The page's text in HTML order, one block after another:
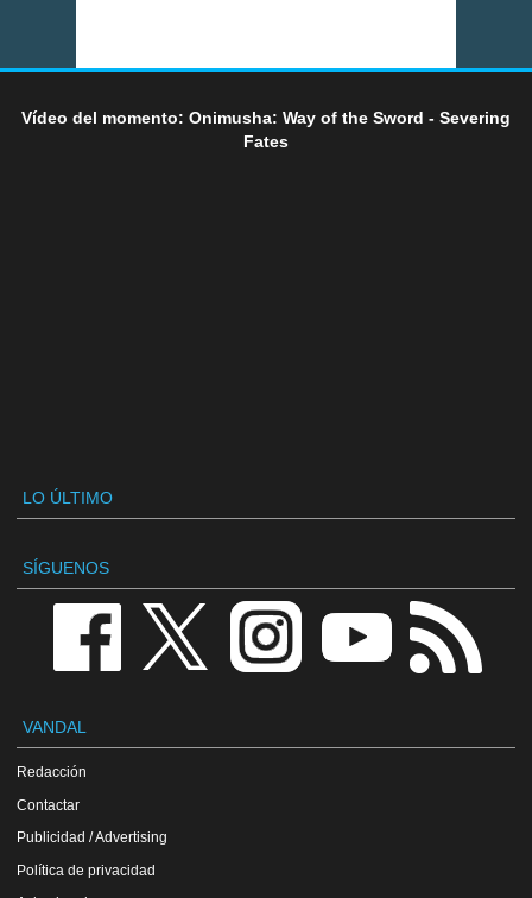
Vídeo del momento: Onimusha: Way of the Sword - Severing
Fates
LO ÚLTIMO
SÍGUENOS
VANDAL
Redacción
Contactar
Publicidad / Advertising
Política de privacidad